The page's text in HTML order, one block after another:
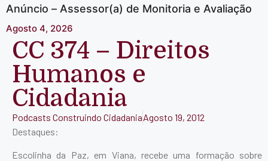
Anúncio – Assessor(a) de Monitoria e Avaliação
Agosto 4, 2026
CC 374 – Direitos
Humanos e
Cidadania
Podcasts Construindo CidadaniaAgosto 19, 2012
Destaques:
Escolinha da Paz, em Viana, recebe uma formação sobre